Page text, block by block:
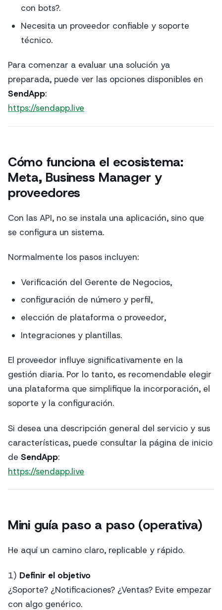
con bots?.
Necesita un proveedor confiable y soporte
técnico.
Para comenzar a evaluar una solución ya
preparada, puede ver las opciones disponibles en
SendApp:
https://sendapp.live
Cómo funciona el ecosistema:
Meta, Business Manager y
proveedores
Con las API, no se instala una aplicación, sino que
se configura un sistema.
Normalmente los pasos incluyen:
Verificación del Gerente de Negocios,
configuración de número y perfil,
elección de plataforma o proveedor,
Integraciones y plantillas.
El proveedor influye significativamente en la
gestión diaria. Por lo tanto, es recomendable elegir
una plataforma que simplifique la incorporación, el
soporte y la configuración.
Si desea una descripción general del servicio y sus
características, puede consultar la página de inicio
de SendApp:
https://sendapp.live
Mini guía paso a paso (operativa)
He aquí un camino claro, replicable y rápido.
1) Definir el objetivo
¿Soporte? ¿Notificaciones? ¿Ventas? Evite empezar
con algo genérico.